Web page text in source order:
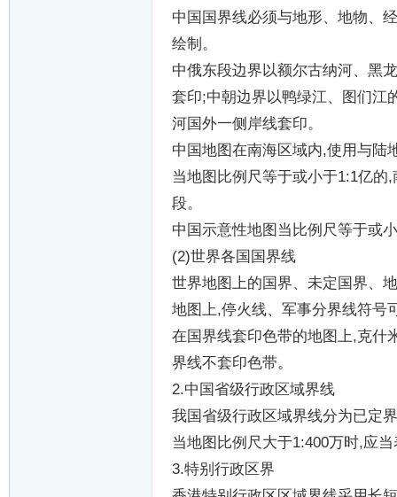
中国国界线必须与地形、地物、
绘制。
中俄东段边界以额尔古纳河、黑
套印;中朝边界以鸭绿江、图们江
河国外一侧岸线套印。
中国地图在南海区域内,使用与陆
当地图比例尺等于或小于1:1亿的,
段。
中国示意性地图当比例尺等于或
(2)世界各国国界线
世界地图上的国界、未定国界、
地图上,停火线、军事分界线符号
在国界线套印色带的地图上,克什
界线不套印色带。
2.中国省级行政区域界线
我国省级行政区域界线分为已定
当地图比例尺大于1:400万时,应
3.特别行政区界